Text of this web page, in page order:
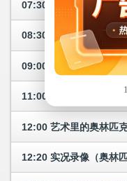
12:00 艺术里的奥林匹